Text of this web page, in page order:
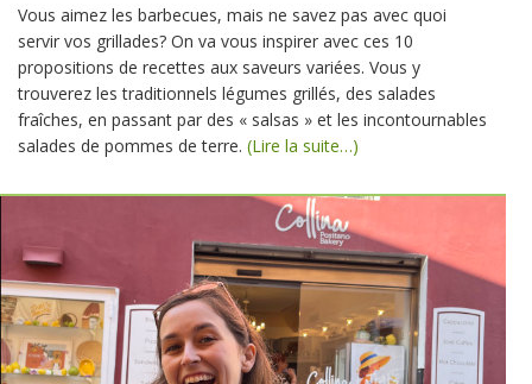
Vous aimez les barbecues, mais ne savez pas avec quoi
servir vos grillades? On va vous inspirer avec ces 10
propositions de recettes aux saveurs variées. Vous y
trouverez les traditionnels légumes grillés, des salades
fraîches, en passant par des « salsas » et les incontournables
salades de pommes de terre. (Lire la suite…)